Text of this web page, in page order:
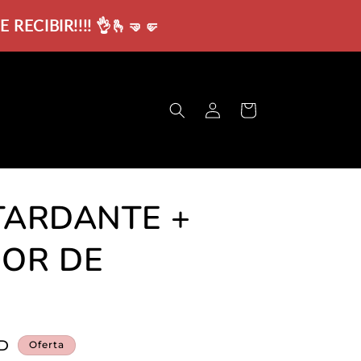
RECIBIR!!!! 👌🫰🤜🤛
sesión
Carrito
+
DE
Oferta